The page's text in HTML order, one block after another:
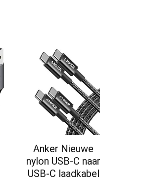
Anker Nieuwe
nylon USB-C naar
USB-C laadkabel